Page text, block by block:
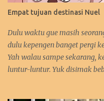
Empat tujuan destinasi Nuel
Dulu waktu gue masih
dulu kepengen banget pergi
Yah walau sampe sekarang,
luntur-luntur. Yuk disimak